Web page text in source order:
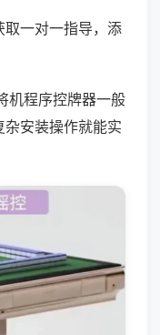
一对一指导，添
机程序控牌器一般
安装操作就能实